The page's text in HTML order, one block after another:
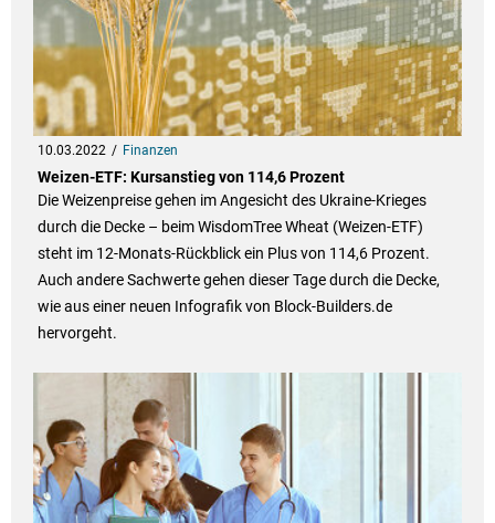
10.03.2022 Finanzen
Weizen-ETF: Kursanstieg von 114,6 Prozent
Die Weizenpreise gehen im Angesicht des Ukraine-Krieges
durch die Decke – beim WisdomTree Wheat (Weizen-ETF)
steht im 12-Monats-Rückblick ein Plus von 114,6 Prozent.
Auch andere Sachwerte gehen dieser Tage durch die Decke,
wie aus einer neuen Infografik von Block-Builders.de
hervorgeht.